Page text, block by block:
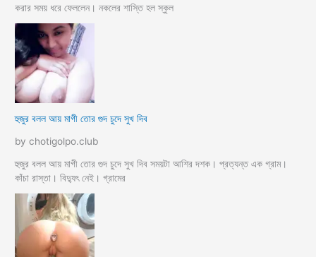
করার সময় ধরে ফেললেন। নকলের শাস্তি হল স্কুল
হুজুর বলল আয় মাগী তোর গুদ চুদে সুখ দিব
by chotigolpo.club
হুজুর বলল আয় মাগী তোর গুদ চুদে সুখ দিব সময়টা আশির দশক। প্রত্যন্ত এক গ্রাম।
কাঁচা রাস্তা। বিদ্যুৎ নেই। গ্রামের